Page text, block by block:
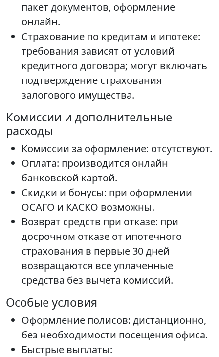
пакет документов, оформление
онлайн.
Страхование по кредитам и ипотеке:
требования зависят от условий
кредитного договора; могут включать
подтверждение страхования
залогового имущества.
Комиссии и дополнительные
расходы
Комиссии за оформление: отсутствуют.
Оплата: производится онлайн
банковской картой.
Скидки и бонусы: при оформлении
ОСАГО и КАСКО возможны.
Возврат средств при отказе: при
досрочном отказе от ипотечного
страхования в первые 30 дней
возвращаются все уплаченные
средства без вычета комиссий.
Особые условия
Оформление полисов: дистанционно,
без необходимости посещения офиса.
Быстрые выплаты: